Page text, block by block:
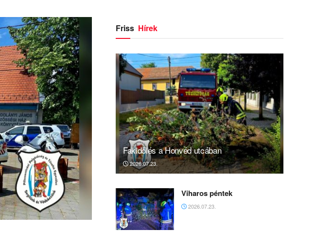
Friss Hírek
Fakidőlés a Honvéd utcában
2026.07.23.
Viharos péntek
2026.07.23.